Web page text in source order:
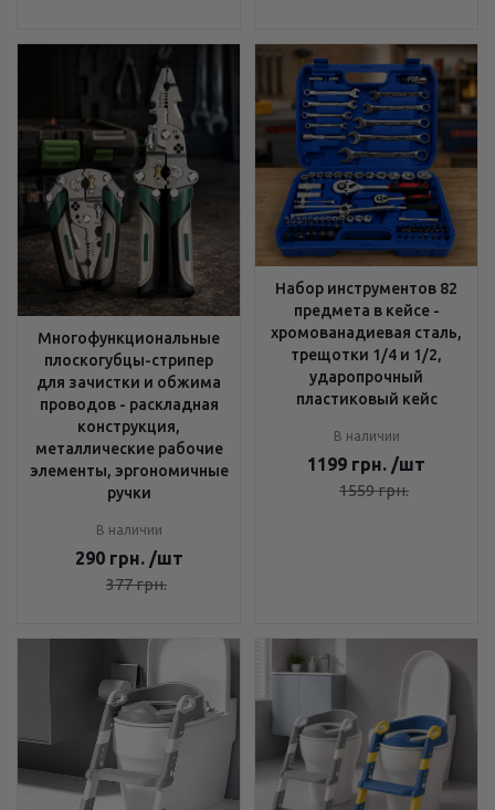
Многофункциональные
плоскогубцы-стрипер
для зачистки и обжима
проводов - раскладная
конструкция,
металлические рабочие
элементы, эргономичные
ручки
В наличии
290 грн. /шт
377грн.
Набор инструментов 82
предмета в кейсе -
хромованадиевая сталь,
трещотки 1/4 и 1/2,
ударопрочный
пластиковый кейс
В наличии
1199 грн. /шт
1559грн.